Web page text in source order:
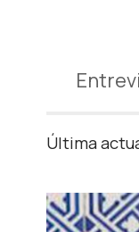
Última